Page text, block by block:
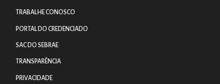
TRABALHE CONOSCO
PORTAL DO CREDENCIADO
SAC DO SEBRAE
TRANSPARÊNCIA
PRIVACIDADE